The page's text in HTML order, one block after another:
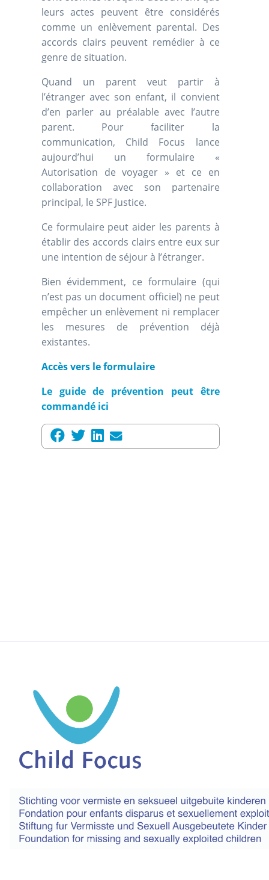
leurs actes peuvent être considérés
comme un enlèvement parental. Des
accords clairs peuvent remédier à ce
genre de situation.
Quand un parent veut partir à
l’étranger avec son enfant, il convient
d’en parler au préalable avec l’autre
parent. Pour faciliter la
communication, Child Focus lance
aujourd’hui un formulaire «
Autorisation de voyager » et ce en
collaboration avec son partenaire
principal, le SPF Justice.
Ce formulaire peut aider les parents à
établir des accords clairs entre eux sur
une intention de séjour à l’étranger.
Bien évidemment, ce formulaire (qui
n’est pas un document officiel) ne peut
empêcher un enlèvement ni remplacer
les mesures de prévention déjà
existantes.
Accès vers le formulaire
Le guide de prévention peut être
commandé ici